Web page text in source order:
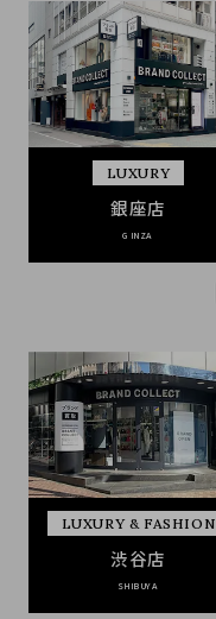
LUXURY
銀座店
GINZA
LUXURY & FASHION
渋谷店
SHIBUYA